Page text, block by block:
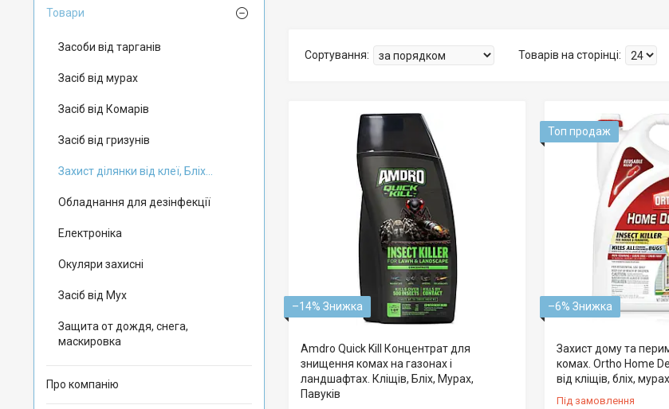
–14%
Amdro Quick Kill Концентрат для
знищення комах на газонах і
ландшафтах. Кліщів, Бліх, Мурах,
Павуків
Топ продаж
–6%
Захист дому та
комах. Ortho Home
від кліщів, бліх, мурах
Під замовлення
Товари
Засоби від тарганів
Засіб від мурах
Засіб від Комарів
Засіб від гризунів
Захист ділянки від клеї, Бліх...
Обладнання для дезінфекції
Електроніка
Окуляри захисні
Засіб від Мух
Защита от дождя, снега,
маскировка
Про компанію